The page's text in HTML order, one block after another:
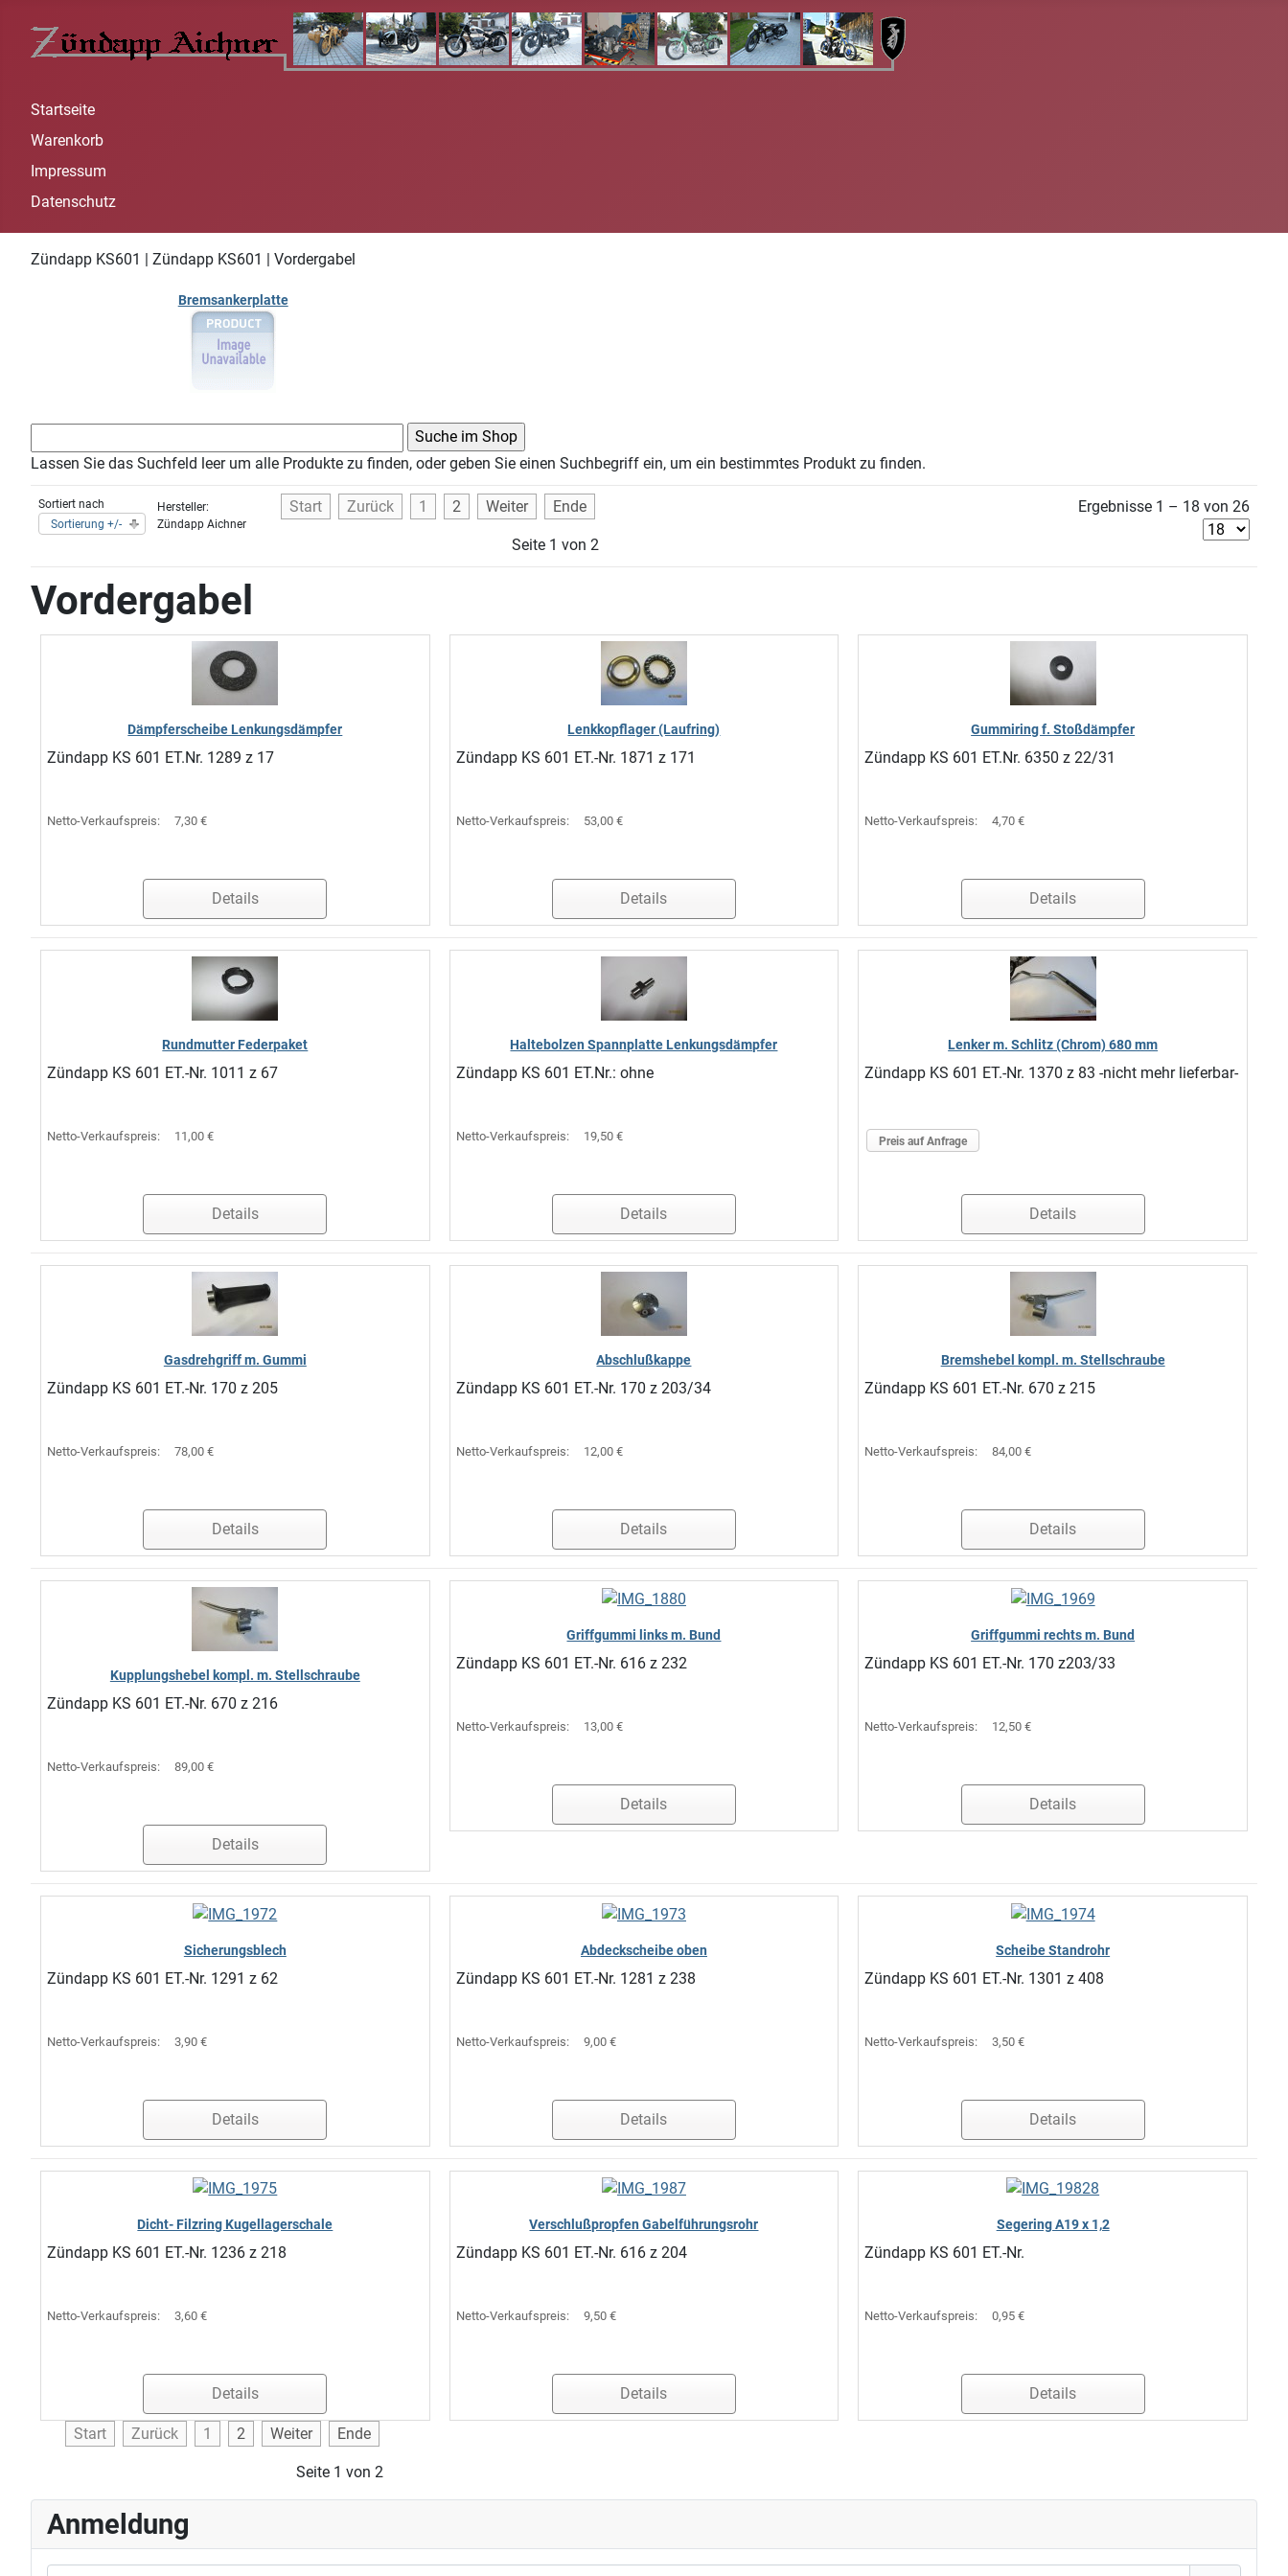
Startseite
Warenkorb
Impressum
Datenschutz
Zündapp KS601 | Zündapp KS601 | Vordergabel
Bremsankerplatte
Lassen Sie das Suchfeld leer um alle Produkte zu finden, oder geben Sie einen Suchbegriff ein, um ein bestimmtes Produkt zu finden.
Sortiert nach
Sortierung +/-
Hersteller:
Zündapp Aichner
Start Zurück 1 2 Weiter Ende
Seite 1 von 2
Ergebnisse 1 – 18 von 26
Vordergabel
Dämpferscheibe Lenkungsdämpfer
Zündapp KS 601 ET.Nr. 1289 z 17
Netto-Verkaufspreis: 7,30 €
Details
Lenkkopflager (Laufring)
Zündapp KS 601 ET.-Nr. 1871 z 171
Netto-Verkaufspreis: 53,00 €
Details
Gummiring f. Stoßdämpfer
Zündapp KS 601 ET.Nr. 6350 z 22/31
Netto-Verkaufspreis: 4,70 €
Details
Rundmutter Federpaket
Zündapp KS 601 ET.-Nr. 1011 z 67
Netto-Verkaufspreis: 11,00 €
Details
Haltebolzen Spannplatte Lenkungsdämpfer
Zündapp KS 601 ET.Nr.: ohne
Netto-Verkaufspreis: 19,50 €
Details
Lenker m. Schlitz (Chrom) 680 mm
Zündapp KS 601 ET.-Nr. 1370 z 83 -nicht mehr lieferbar-
Preis auf Anfrage
Details
Gasdrehgriff m. Gummi
Zündapp KS 601 ET.-Nr. 170 z 205
Netto-Verkaufspreis: 78,00 €
Details
Abschlußkappe
Zündapp KS 601 ET.-Nr. 170 z 203/34
Netto-Verkaufspreis: 12,00 €
Details
Bremshebel kompl. m. Stellschraube
Zündapp KS 601 ET.-Nr. 670 z 215
Netto-Verkaufspreis: 84,00 €
Details
Kupplungshebel kompl. m. Stellschraube
Zündapp KS 601 ET.-Nr. 670 z 216
Netto-Verkaufspreis: 89,00 €
Details
Griffgummi links m. Bund
Zündapp KS 601 ET.-Nr. 616 z 232
Netto-Verkaufspreis: 13,00 €
Details
Griffgummi rechts m. Bund
Zündapp KS 601 ET.-Nr. 170 z203/33
Netto-Verkaufspreis: 12,50 €
Details
Sicherungsblech
Zündapp KS 601 ET.-Nr. 1291 z 62
Netto-Verkaufspreis: 3,90 €
Details
Abdeckscheibe oben
Zündapp KS 601 ET.-Nr. 1281 z 238
Netto-Verkaufspreis: 9,00 €
Details
Scheibe Standrohr
Zündapp KS 601 ET.-Nr. 1301 z 408
Netto-Verkaufspreis: 3,50 €
Details
Dicht- Filzring Kugellagerschale
Zündapp KS 601 ET.-Nr. 1236 z 218
Netto-Verkaufspreis: 3,60 €
Details
Verschlußpropfen Gabelführungsrohr
Zündapp KS 601 ET.-Nr. 616 z 204
Netto-Verkaufspreis: 9,50 €
Details
Segering A19 x 1,2
Zündapp KS 601 ET.-Nr.
Netto-Verkaufspreis: 0,95 €
Details
Start Zurück 1 2 Weiter Ende
Seite 1 von 2
Anmeldung